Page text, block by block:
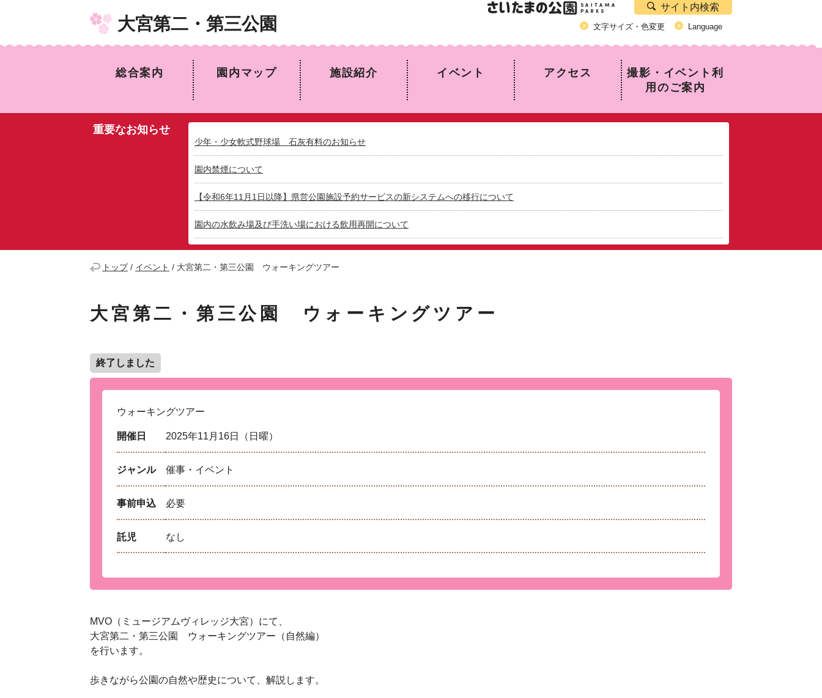
大宮第二・第三公園
サイト内検索
文字サイズ・色変更 Language
総合案内 園内マップ 施設紹介 イベント アクセス
撮影・イベント利
用のご案内
重要なお知らせ
少年・少女軟式野球場 石灰有料のお知らせ
園内禁煙について
【令和6年11月1日以降】県営公園施設予約サービスの新システムへの移行について
園内の水飲み場及び手洗い場における飲用再開について
トップ/ イベント / 大宮第二・第三公園 ウォーキングツアー
大宮第二・第三公園 ウォーキングツアー
終了しました
ウォーキングツアー
開催日 2025年11月16日（日曜）
ジャンル 催事・イベント
事前申込 必要
託児 なし
MVO（ミュージアムヴィレッジ大宮）にて、
大宮第二・第三公園 ウォーキングツアー（自然編）
を行います。
歩きながら公園の自然や歴史について、解説します。